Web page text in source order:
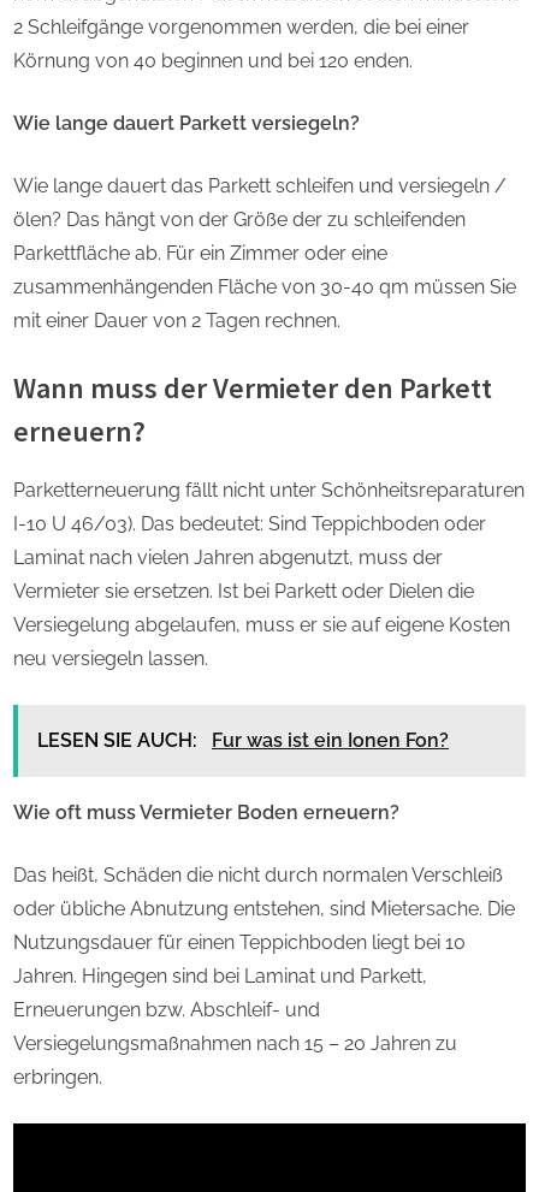
2 Schleifgänge vorgenommen werden, die bei einer
Körnung von 40 beginnen und bei 120 enden.
Wie lange dauert Parkett versiegeln?
Wie lange dauert das Parkett schleifen und versiegeln /
ölen? Das hängt von der Größe der zu schleifenden
Parkettfläche ab. Für ein Zimmer oder eine
zusammenhängenden Fläche von 30-40 qm müssen Sie
mit einer Dauer von 2 Tagen rechnen.
Wann muss der Vermieter den Parkett
erneuern?
Parketterneuerung fällt nicht unter Schönheitsreparaturen
I-10 U 46/03). Das bedeutet: Sind Teppichboden oder
Laminat nach vielen Jahren abgenutzt, muss der
Vermieter sie ersetzen. Ist bei Parkett oder Dielen die
Versiegelung abgelaufen, muss er sie auf eigene Kosten
neu versiegeln lassen.
LESEN SIE AUCH: Fur was ist ein Ionen Fon?
Wie oft muss Vermieter Boden erneuern?
Das heißt, Schäden die nicht durch normalen Verschleiß
oder übliche Abnutzung entstehen, sind Mietersache. Die
Nutzungsdauer für einen Teppichboden liegt bei 10
Jahren. Hingegen sind bei Laminat und Parkett,
Erneuerungen bzw. Abschleif- und
Versiegelungsmaßnahmen nach 15 – 20 Jahren zu
erbringen.